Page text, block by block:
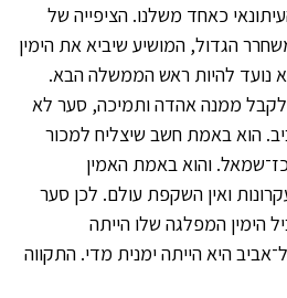
כאחד משלנו. הציפייה של
הגדול, המושיע שיביא את הימין
נועד להיות ראש הממשלה הבא.
לקבל ממנה אהדה ותמיכה, סער לא
הוא באמת חשב שיצליח למכור
והוא באמת האמין
ואין השקפת עולם. לכן סער
הימין המפלגה שלו הייתה
היא הייתה ימנית מדי. התקווה